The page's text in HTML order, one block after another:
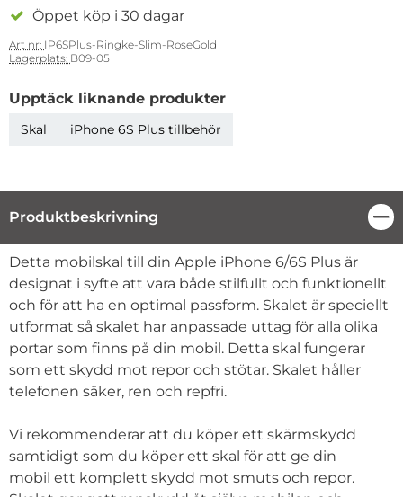
Öppet köp i 30 dagar
Art nr: IP6SPlus-Ringke-Slim-RoseGold
Lagerplats: B09-05
Upptäck liknande produkter
Skal iPhone 6S Plus tillbehör
Produktbeskrivning
Produktbeskrivning
Detta mobilskal till din Apple iPhone 6/6S Plus är
designat i syfte att vara både stilfullt och funktionellt
och för att ha en optimal passform. Skalet är speciellt
utformat så skalet har anpassade uttag för alla olika
portar som finns på din mobil. Detta skal fungerar
som ett skydd mot repor och stötar. Skalet håller
telefonen säker, ren och repfri.
Vi rekommenderar att du köper ett skärmskydd
samtidigt som du köper ett skal för att ge din
mobil ett komplett skydd mot smuts och repor.